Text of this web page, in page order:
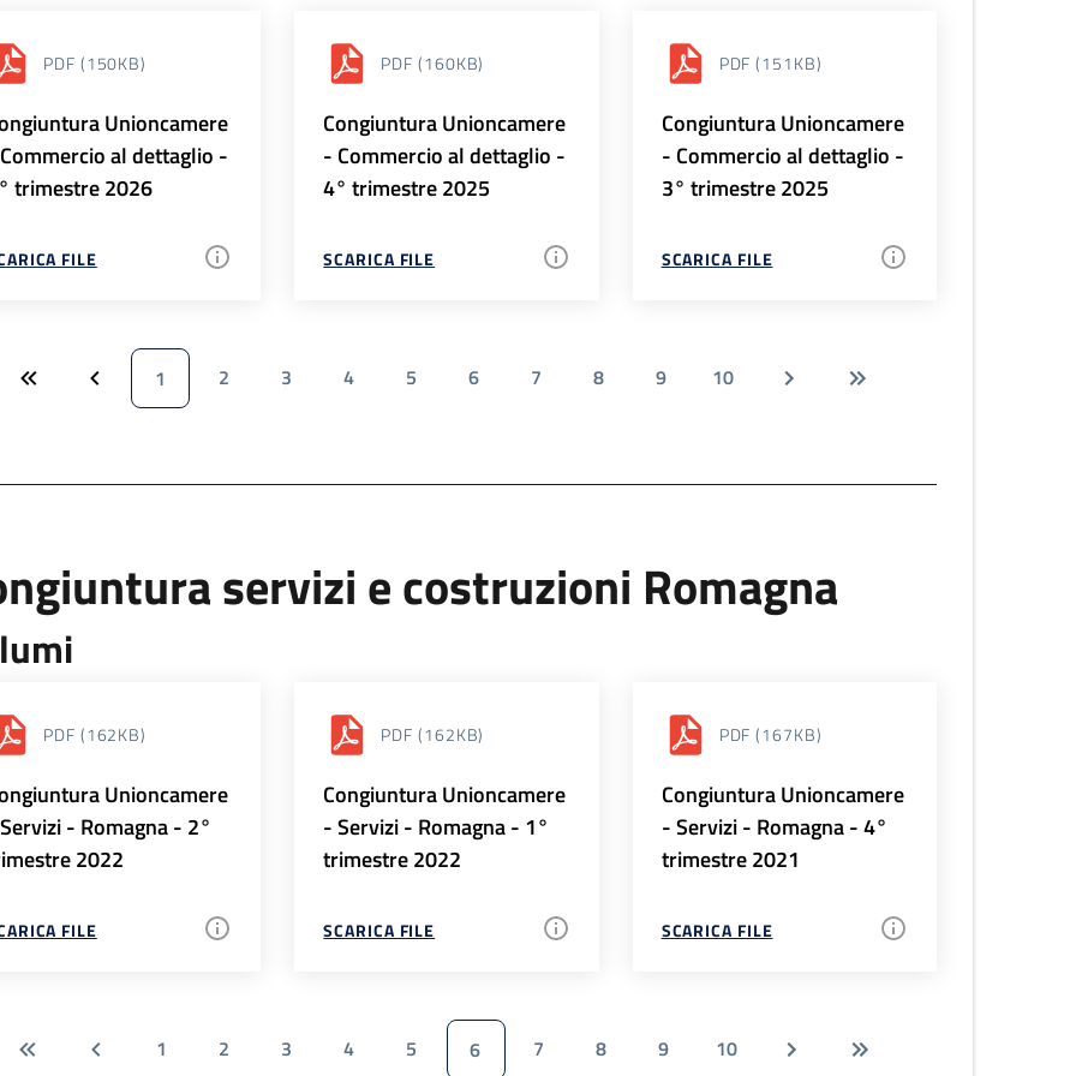
PDF (150KB)
Unioncamere
al dettaglio -
trimestre 2026
FILE
PDF (160KB)
Congiuntura Unioncamere
- Commercio al dettaglio -
4° trimestre 2025
SCARICA FILE
PDF (151KB)
Congiuntura Unioncamere
- Commercio al dettaglio -
3° trimestre 2025
SCARICA FILE
1 2 3 4 5 6 7 8 9 10
servizi e costruzioni Romagna
PDF (162KB)
Unioncamere
- Romagna - 2°
2022
FILE
PDF (162KB)
Congiuntura Unioncamere
- Servizi - Romagna - 1°
trimestre 2022
SCARICA FILE
PDF (167KB)
Congiuntura Unioncamere
- Servizi - Romagna - 4°
trimestre 2021
SCARICA FILE
1 2 3 4 5 6 7 8 9 10